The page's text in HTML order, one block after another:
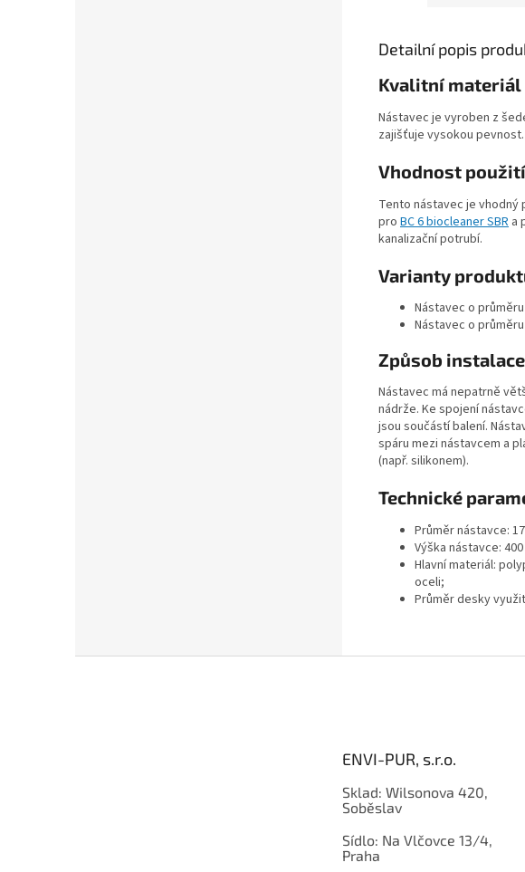
Detailní popis
Kvalitní materiál
Nástavec je vyroben z
zajišťuje vysokou pevnost.
Vhodnost použití
Tento nástavec je vhodný
pro BC 6 biocleaner SBR a
kanalizační potrubí.
Varianty
Nástavec o
Nástavec o
Způsob
Nástavec má nepatrně
nádrže. Ke spojení
jsou součástí balení.
spáru mezi nástavcem a
(např. silikonem).
Technické
Průměr nástavce:
Výška nástavce:
Hlavní materiál:
oceli;
Průměr desky
ENVI-PUR, s.r.o.
Sklad: Wilsonova 420,
Soběslav
Sídlo: Na Vlčovce 13/4,
Praha